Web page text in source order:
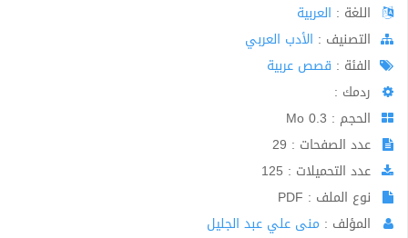
اللغة : العربية
اﻟﺘﺼﻨﻴﻒ : الأدب العربي
الفئة : قصص عربية
ردمك :
الحجم : 0.3 Mo
عدد الصفحات : 29
عدد التحميلات : 125
نوع الملف : PDF
المؤلف : منى علي عبد الجليل